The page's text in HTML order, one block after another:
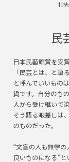
指
民
日本民藝館賞を受
「民芸とは、と
と呼んでいいもの
貨です。自分のも
人から受け継いで
そう語る眼差しは
のものだった。
“文盲の人も無学
良いものになる”と